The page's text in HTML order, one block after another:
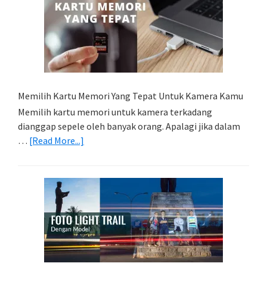
Memilih Kartu Memori Yang Tepat Untuk Kamera Kamu
Memilih kartu memori untuk kamera terkadang
dianggap sepele oleh banyak orang. Apalagi jika dalam
… [Read More...]
Memori
Tepat
Untuk
Kamera
Kamu